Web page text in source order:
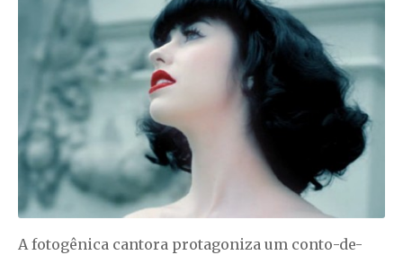
A fotogênica cantora protagoniza um conto-de-